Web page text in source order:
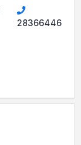
28366446